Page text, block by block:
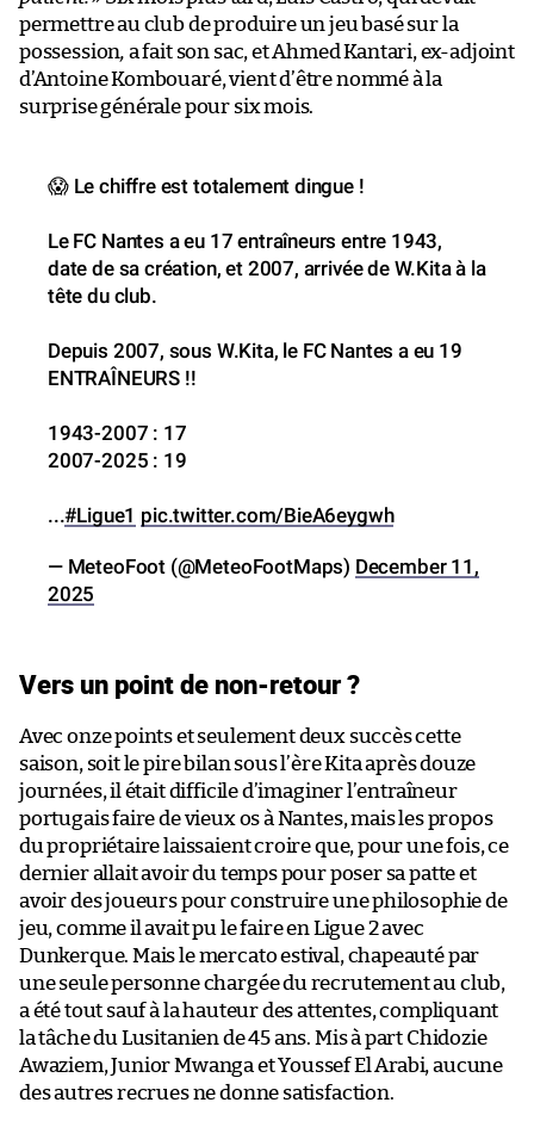
permettre au club de produire un jeu basé sur la
possession, a fait son sac, et Ahmed Kantari, ex-adjoint
d’Antoine Kombouaré, vient d’être nommé à la
surprise générale pour six mois.
😱 Le chiffre est totalement dingue !
Le FC Nantes a eu 17 entraîneurs entre 1943,
date de sa création, et 2007, arrivée de W.Kita à la
tête du club.
Depuis 2007, sous W.Kita, le FC Nantes a eu 19
ENTRAÎNEURS !!
1943-2007 : 17
2007-2025 : 19
...#Ligue1 pic.twitter.com/BieA6eygwh
— MeteoFoot (@MeteoFootMaps) December 11,
2025
Vers un point de non-retour ?
Avec onze points et seulement deux succès cette
saison, soit le pire bilan sous l’ère Kita après douze
journées, il était difficile d’imaginer l’entraîneur
portugais faire de vieux os à Nantes, mais les propos
du propriétaire laissaient croire que, pour une fois, ce
dernier allait avoir du temps pour poser sa patte et
avoir des joueurs pour construire une philosophie de
jeu, comme il avait pu le faire en Ligue 2 avec
Dunkerque. Mais le mercato estival, chapeauté par
une seule personne chargée du recrutement au club,
a été tout sauf à la hauteur des attentes, compliquant
la tâche du Lusitanien de 45 ans. Mis à part Chidozie
Awaziem, Junior Mwanga et Youssef El Arabi, aucune
des autres recrues ne donne satisfaction.